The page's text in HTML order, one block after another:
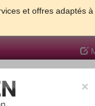
et offres adaptés à
& BEBE ×